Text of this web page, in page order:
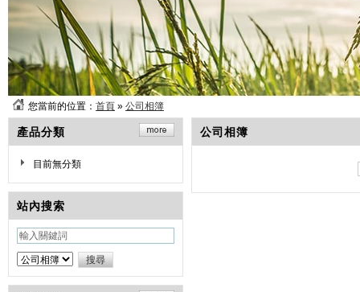
您當前的位置： 首頁 » 公司相簿
產品分類
目前無分類
站內搜索
公司相簿